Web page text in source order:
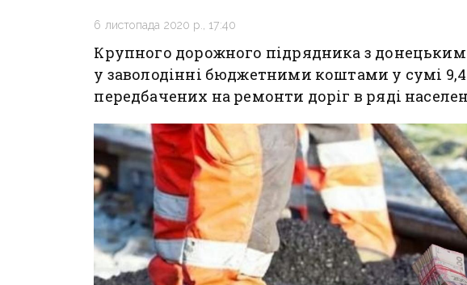
6 листопада 2020 р., 17:40
Крупного дорожного підрядника з
у заволодінні бюджетними коштами у сумі
передбачених на ремонти доріг в ряді